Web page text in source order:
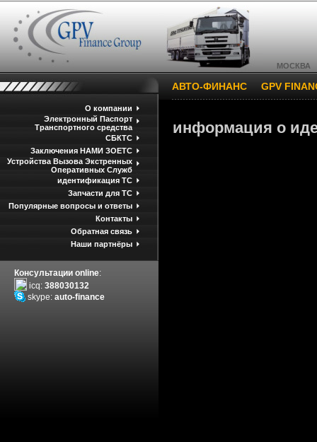
МОСКВА
О компании
Электронный Паспорт
Транспортного средства
СБКТС
Заключения НАМИ ЗОЕТС
Устройства Вызова Экстренных
Оперативных Служб
идентификация ТС
Запчасти для ТС
Популярные вопросы и ответы
Контакты
Обратная связь
Наши партнёры
Консультации online:
icq: 388030132
skype: auto-finance
АВТО-ФИНАНС GPV
информация о